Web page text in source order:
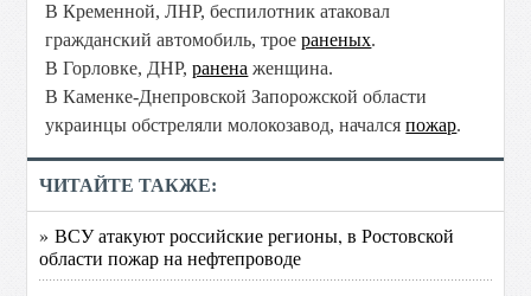
В Кременной, ЛНР, беспилотник атаковал
гражданский автомобиль, троераненых.
В Горловке, ДНР,ранена женщина.
В Каменке-Днепровской Запорожской области
украинцы обстреляли молокозавод, началсяпожар.
ЧИТАЙТЕ ТАКЖЕ:
» ВСУ атакуют российские регионы, в Ростовской
области пожар на нефтепроводе